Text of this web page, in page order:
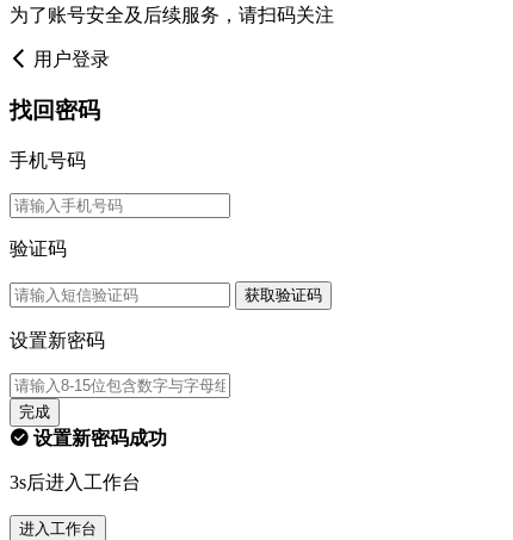
为了账号安全及后续服务，请扫码关注
用户登录
找回密码
手机号码
验证码
获取验证码
设置新密码
完成
设置新密码成功
3s后进入工作台
进入工作台